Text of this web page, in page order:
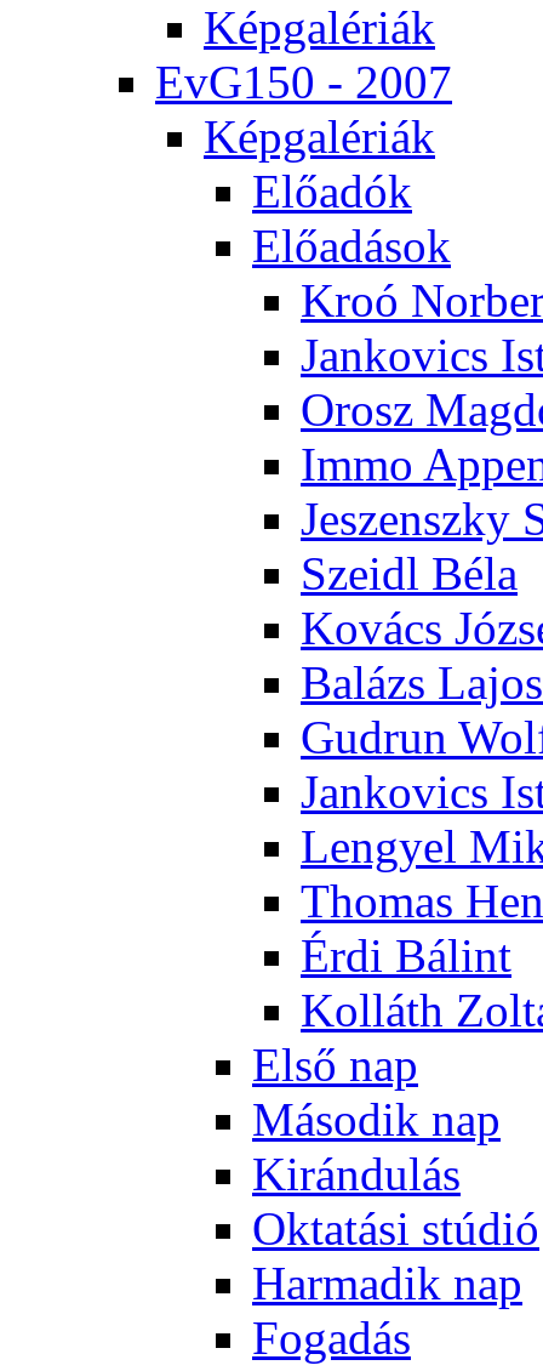
Kép­ga­lé­ri­ák
EvG150 - 2007
Kép­ga­lé­ri­ák
Elő­adók
Elő­adá­sok
Kroó
Jan­ko­vics
Orosz
Im­mo
Je­szensz­ky
Szeidl Bé­la
Ko­vács
Ba­lázs La­jos
Gud­run
Jan­ko­vics
Len­gyel
Tho­mas
Ér­di Bá­lint
Kol­láth
El­ső nap
Má­so­dik nap
Ki­rán­du­lás
Ok­ta­tá­si stú­dió
Har­ma­dik nap
Fo­ga­dás